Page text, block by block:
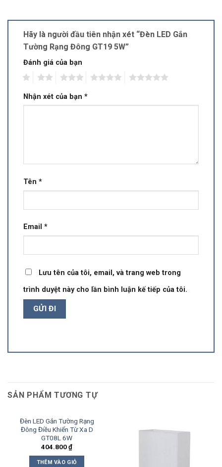
Hãy là người đầu tiên nhận xét “Đèn LED Gắn
Tường Rạng Đông GT19 5W”
Đánh giá của bạn
Nhận xét của bạn *
Tên *
Email *
Lưu tên của tôi, email, và trang web trong
trình duyệt này cho lần bình luận kế tiếp của tôi.
SẢN PHẨM TƯƠNG TỰ
Đèn LED Gắn Tường Rạng
Đông Điều Khiển Từ Xa D
GT08L 6W
404.800₫
THÊM VÀO GIỎ